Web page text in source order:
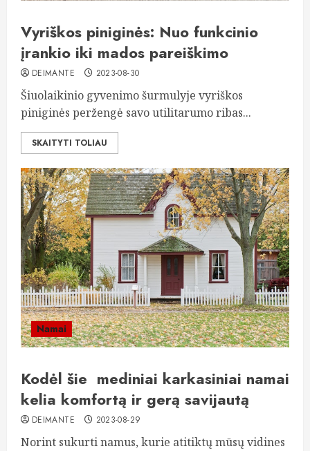
Vyriškos piniginės: Nuo funkcinio
įrankio iki mados pareiškimo
DEIMANTE 2023-08-30
Šiuolaikinio gyvenimo šurmulyje vyriškos
piniginės peržengė savo utilitarumo ribas...
SKAITYTI TOLIAU
Namai
Kodėl šie mediniai karkasiniai namai
kelia komfortą ir gerą savijautą
DEIMANTE 2023-08-29
Norint sukurti namus, kurie atitiktų mūsų vidines